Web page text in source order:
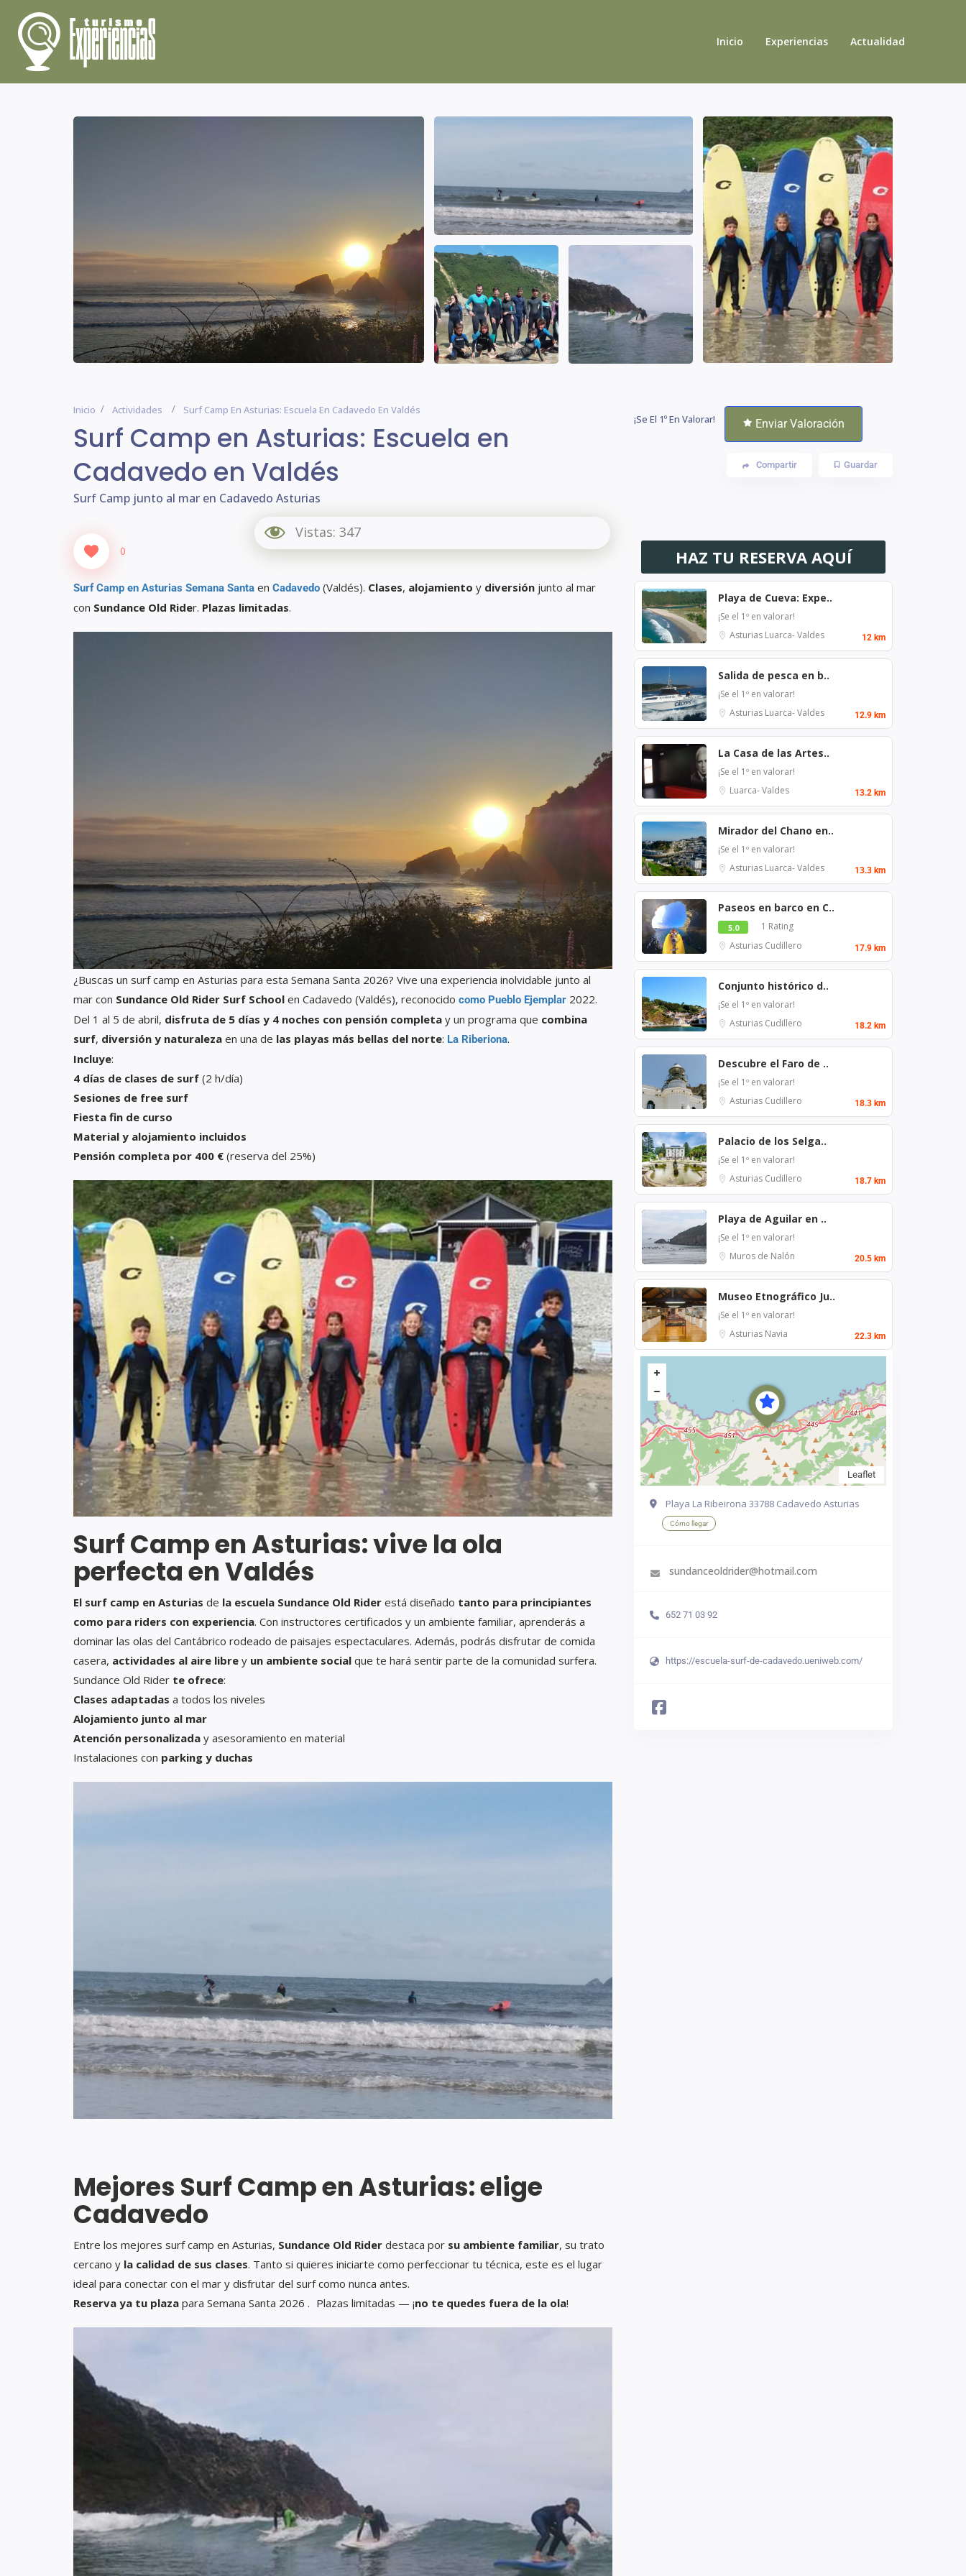
Inicio Experiencias Actualidad
Inicio Actividades Surf Camp En Asturias: Escuela En Cadavedo En Valdés
Surf Camp en Asturias: Escuela en
Cadavedo en Valdés
Surf Camp junto al mar en Cadavedo Asturias
¡Se El 1º En Valorar! Enviar Valoración
Guardar
Compartir
0
Vistas: 347
Surf Camp en Asturias Semana Santa en Cadavedo (Valdés). Clases, alojamiento y diversión junto al mar
con Sundance Old Rider. Plazas limitadas.
¿Buscas un surf camp en Asturias para esta Semana Santa 2026? Vive una experiencia inolvidable junto al
mar con Sundance Old Rider Surf School en Cadavedo (Valdés), reconocido como Pueblo Ejemplar 2022.
Del 1 al 5 de abril, disfruta de 5 días y 4 noches con pensión completa y un programa que combina
surf, diversión y naturaleza en una de las playas más bellas del norte: La Riberiona.
Incluye:
4 días de clases de surf (2 h/día)
Sesiones de free surf
Fiesta fin de curso
Material y alojamiento incluidos
Pensión completa por 400 € (reserva del 25%)
Surf Camp en Asturias: vive la ola
perfecta en Valdés
El surf camp en Asturias de la escuela Sundance Old Rider está diseñado tanto para principiantes
como para riders con experiencia. Con instructores certificados y un ambiente familiar, aprenderás a
dominar las olas del Cantábrico rodeado de paisajes espectaculares. Además, podrás disfrutar de comida
casera, actividades al aire libre y un ambiente social que te hará sentir parte de la comunidad surfera.
Sundance Old Rider te ofrece:
Clases adaptadas a todos los niveles
Alojamiento junto al mar
Atención personalizada y asesoramiento en material
Instalaciones con parking y duchas
Mejores Surf Camp en Asturias: elige
Cadavedo
Entre los mejores surf camp en Asturias, Sundance Old Rider destaca por su ambiente familiar, su trato
cercano y la calidad de sus clases. Tanto si quieres iniciarte como perfeccionar tu técnica, este es el lugar
ideal para conectar con el mar y disfrutar del surf como nunca antes.
Reserva ya tu plaza para Semana Santa 2026 . Plazas limitadas — ¡no te quedes fuera de la ola!
HAZ TU RESERVA AQUÍ
Playa de Cueva: Expe..
¡Se el 1º en valorar!
Asturias Luarca- Valdes 12 km
Salida de pesca en b..
¡Se el 1º en valorar!
Asturias Luarca- Valdes 12.9 km
La Casa de las Artes..
¡Se el 1º en valorar!
Luarca- Valdes
13.2 km
Mirador del Chano en..
¡Se el 1º en valorar!
Asturias Luarca- Valdes 13.3 km
Paseos en barco en C..
5.0
1 Rating
Asturias Cudillero 17.9 km
Conjunto histórico d..
¡Se el 1º en valorar!
Asturias Cudillero 18.2 km
Descubre el Faro de ..
¡Se el 1º en valorar!
Asturias Cudillero 18.3 km
Palacio de los Selga..
¡Se el 1º en valorar!
Asturias Cudillero 18.7 km
Playa de Aguilar en ..
¡Se el 1º en valorar!
Muros de Nalón
20.5 km
Museo Etnográfico Ju..
¡Se el 1º en valorar!
Asturias Navia 22.3 km
Leaflet
Playa La Ribeirona 33788 Cadavedo Asturias
Cómo llegar
sundanceoldrider@hotmail.com
652 71 03 92
https://escuela-surf-de-cadavedo.ueniweb.com/